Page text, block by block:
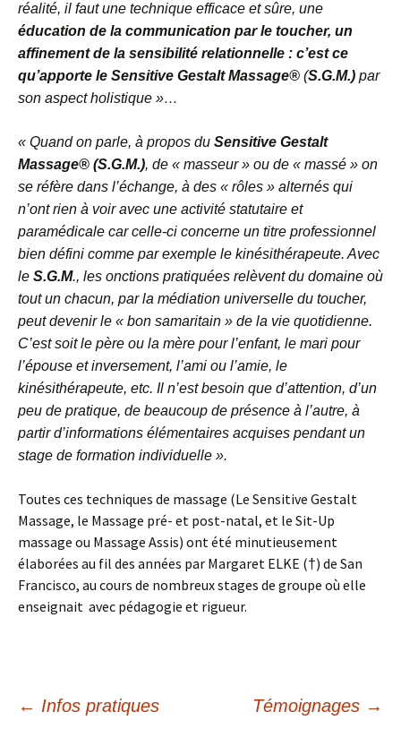
réalité, il faut une technique efficace et sûre, une
éducation de la communication par le toucher, un
affinement de la sensibilité relationnelle : c’est ce
qu’apporte le Sensitive Gestalt Massage® (S.G.M.) par
son aspect holistique »…
« Quand on parle, à propos du Sensitive Gestalt
Massage® (S.G.M.), de « masseur » ou de « massé » on
se réfère dans l’échange, à des « rôles » alternés qui
n’ont rien à voir avec une activité statutaire et
paramédicale car celle-ci concerne un titre professionnel
bien défini comme par exemple le kinésithérapeute. Avec
le S.G.M., les onctions pratiquées relèvent du domaine où
tout un chacun, par la médiation universelle du toucher,
peut devenir le « bon samaritain » de la vie quotidienne.
C’est soit le père ou la mère pour l’enfant, le mari pour
l’épouse et inversement, l’ami ou l’amie, le
kinésithérapeute, etc. Il n’est besoin que d’attention, d’un
peu de pratique, de beaucoup de présence à l’autre, à
partir d’informations élémentaires acquises pendant un
stage de formation individuelle ».
Toutes ces techniques de massage (Le Sensitive Gestalt
Massage, le Massage pré- et post-natal, et le Sit-Up
massage ou Massage Assis) ont été minutieusement
élaborées au fil des années par Margaret ELKE (†) de San
Francisco, au cours de nombreux stages de groupe où elle
enseignait avec pédagogie et rigueur.
Navigation
← Infos pratiques Témoignages →